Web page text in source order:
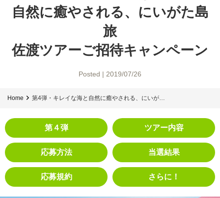
自然に癒やされる、にいがた島
旅
佐渡ツアーご招待キャンペーン
Posted | 2019/07/26
Home 第4弾・キレイな海と自然に癒やされる、にいが…
第４弾 ツアー内容
応募方法 当選結果
応募規約 さらに！